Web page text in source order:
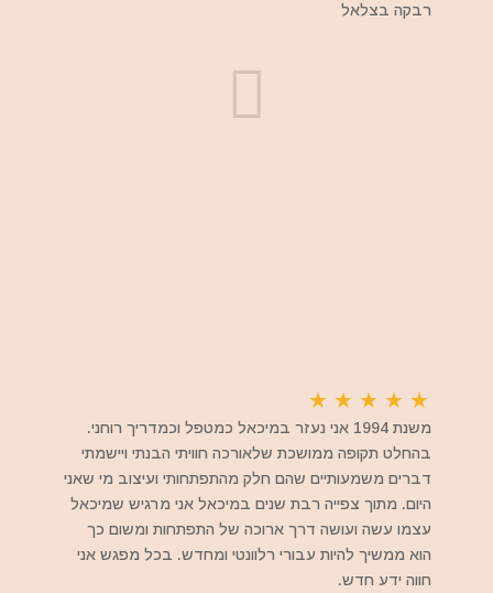
רבקה בצלאל
★
★
★
★
★
משנת 1994 אני נעזר במיכאל כמטפל וכמדריך רוחני.
בהחלט תקופה ממושכת שלאורכה חוויתי הבנתי ויישמתי
דברים משמעותיים שהם חלק מהתפתחותי ועיצוב מי שאני
היום. מתוך צפייה רבת שנים במיכאל אני מרגיש שמיכאל
עצמו עשה ועושה דרך ארוכה של התפתחות ומשום כך
הוא ממשיך להיות עבורי רלוונטי ומחדש. בכל מפגש אני
חווה ידע חדש.